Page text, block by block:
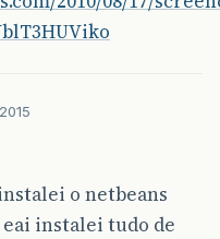
o netbeans
instalei tudo de